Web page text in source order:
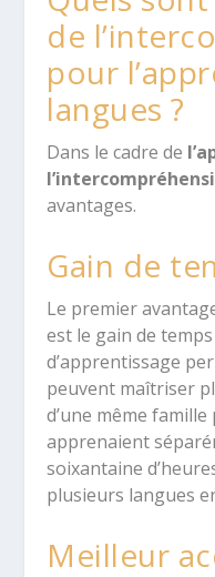
de
pour
langues ?
Dans le cadre de
avantages.
Gain de
Le premier
est le gain de
d’apprentissage
peuvent maîtriser
d’une même
apprenaient
soixantaine
plusieurs langues
Meilleur